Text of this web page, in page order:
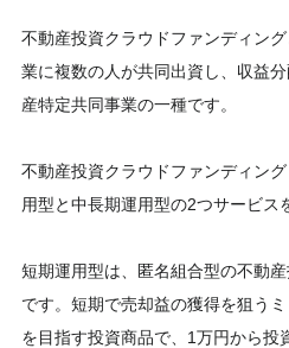
不動産投資クラウドファンディン
業に複数の人が共同出資し、収益
産特定共同事業の一種です。
不動産投資クラウドファンディン
用型と中長期運用型の2つサービス
短期運用型は、匿名組合型の不動
です。短期で売却益の獲得を狙う
を目指す投資商品で、1万円から投